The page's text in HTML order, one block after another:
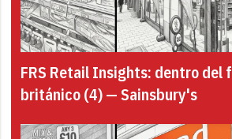
FRS Retail Insights: dentro del
británico (4) — Sainsbury's